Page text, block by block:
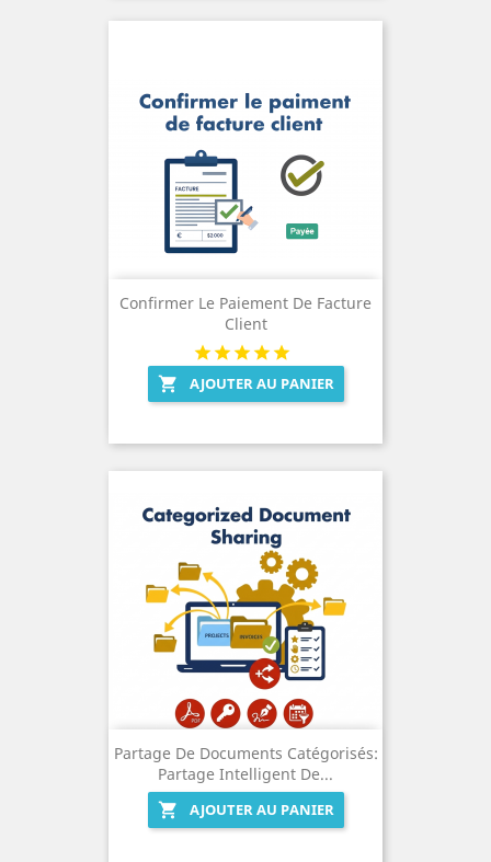
Confirmer Le Paiement De Facture
Client
 AJOUTER AU PANIER
Partage De Documents Catégorisés:
Partage Intelligent De...

AJOUTER AU PANIER